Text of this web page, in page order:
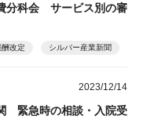
分科会 サービス別の審
改定 シルバー産業新聞
2023/12/14
緊急時の相談・入院受